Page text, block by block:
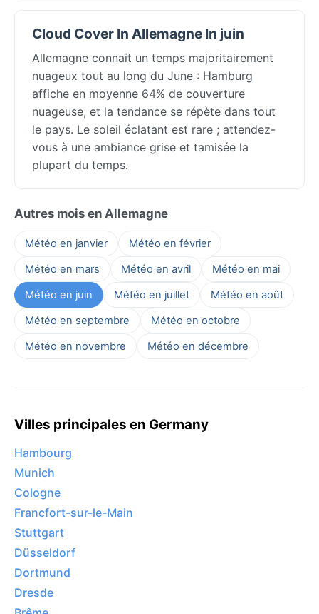
Cloud Cover In Allemagne In juin
Allemagne connaît un temps majoritairement
nuageux tout au long du June : Hamburg
affiche en moyenne 64% de couverture
nuageuse, et la tendance se répète dans tout
le pays. Le soleil éclatant est rare ; attendez-
vous à une ambiance grise et tamisée la
plupart du temps.
Autres mois en Allemagne
Météo en janvier
Météo en février
Météo en mars
Météo en avril
Météo en mai
Météo en juin
Météo en juillet
Météo en août
Météo en septembre
Météo en octobre
Météo en novembre
Météo en décembre
Villes principales en Germany
Hambourg
Munich
Cologne
Francfort-sur-le-Main
Stuttgart
Düsseldorf
Dortmund
Dresde